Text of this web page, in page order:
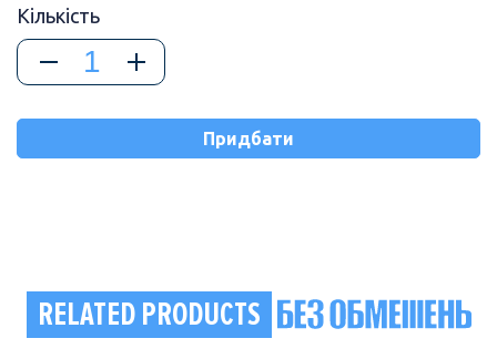
Кількість
ХУДІ
"ВІЛЬНІ
Придбати
RELATED PRODUCTS